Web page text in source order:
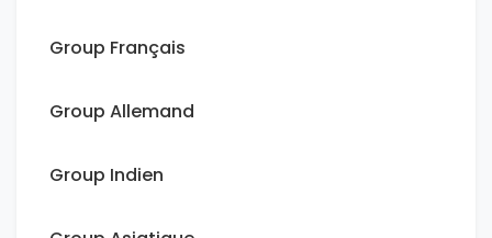
Group Français
Group Allemand
Group Indien